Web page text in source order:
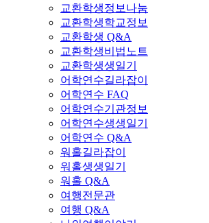
교환학생정보나눔
교환학생학교정보
교환학생 Q&A
교환학생비법노트
교환학생생일기
어학연수길라잡이
어학연수 FAQ
어학연수기관정보
어학연수생생일기
어학연수 Q&A
워홀길라잡이
워홀생생일기
워홀 Q&A
여행전문관
여행 Q&A